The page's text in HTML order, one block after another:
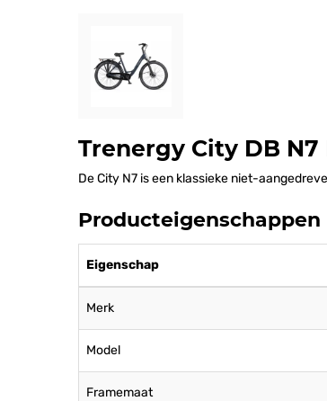
Trenergy City DB
De City N7 is een klassieke niet-
Producteigenschappen
Eigenschap
Merk
Model
Framemaat